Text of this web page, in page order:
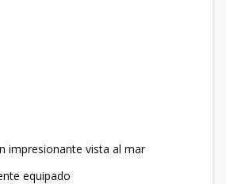
impresionante vista al mar
equipado